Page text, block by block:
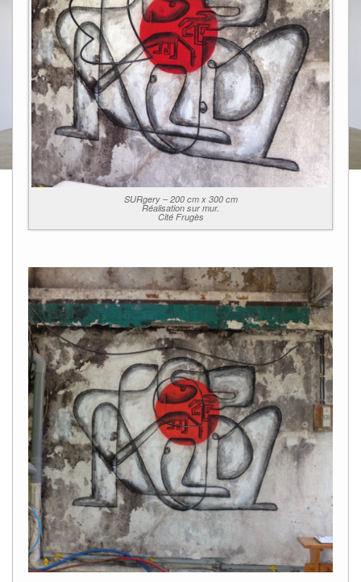
SURgery – 200 cm x 300 cm
Réalisation sur mur.
Cité Frugès